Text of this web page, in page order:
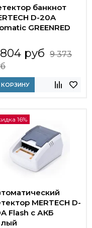
банкнот
D-20A
GREENRED
руб 9 373
КОРЗИНУ
16%
MERTECH D-
Flash с АКБ